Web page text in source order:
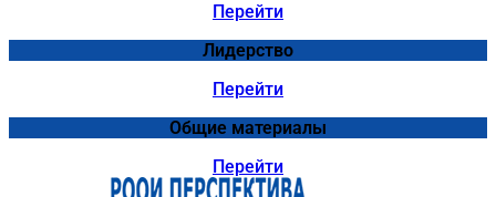
Перейти
Лидерство
Перейти
Общие материалы
Перейти